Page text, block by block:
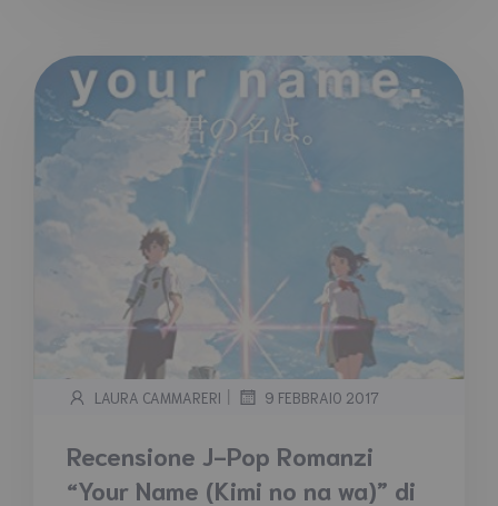
LAURA CAMMARERI | 9 FEBBRAIO 2017
Recensione J-Pop Romanzi
“Your Name (Kimi no na wa)” di